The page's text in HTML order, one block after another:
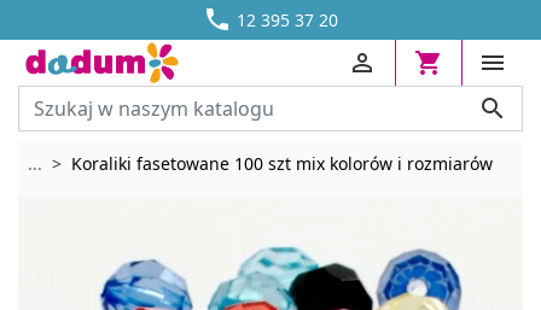
 12 395 37 20
DOSTAWA OD 13,70 ZŁ





... Rozwiń breadcrumbs
Koraliki fasetowane 100 szt mix kolorów i rozmiarów